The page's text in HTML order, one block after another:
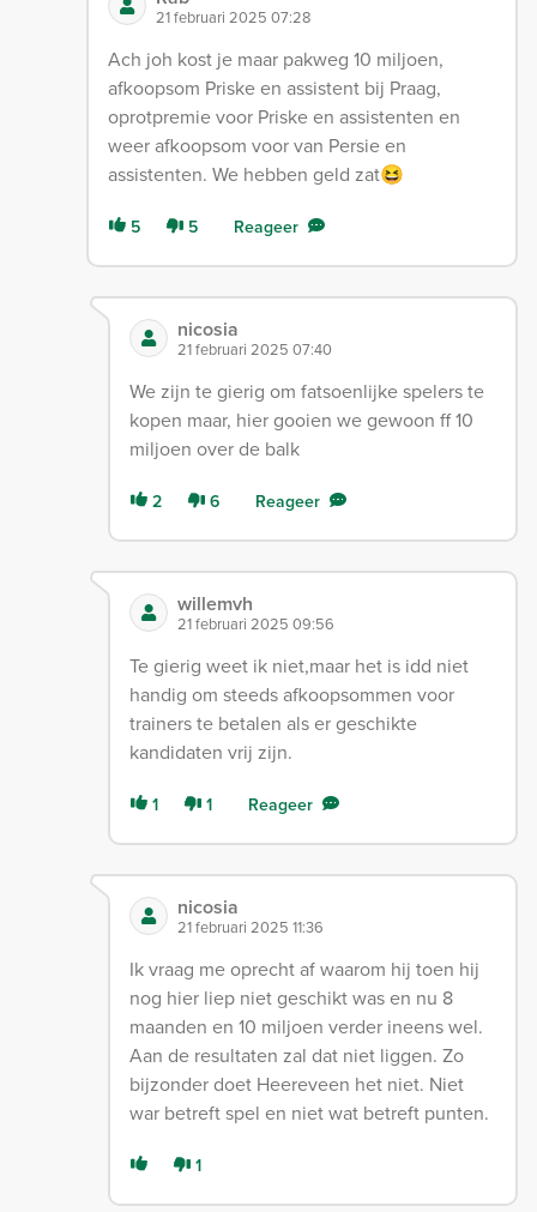
21 februari 2025 07:28
Ach joh kost je maar pakweg 10 miljoen,
afkoopsom Priske en assistent bij Praag,
oprotpremie voor Priske en assistenten en
weer afkoopsom voor van Persie en
assistenten. We hebben geld zat😆
5 5 Reageer
nicosia
21 februari 2025 07:40
We zijn te gierig om fatsoenlijke spelers te
kopen maar, hier gooien we gewoon ff 10
miljoen over de balk
2 6 Reageer
willemvh
21 februari 2025 09:56
Te gierig weet ik niet,maar het is idd niet
handig om steeds afkoopsommen voor
trainers te betalen als er geschikte
kandidaten vrij zijn.
1 1 Reageer
nicosia
21 februari 2025 11:36
Ik vraag me oprecht af waarom hij toen hij
nog hier liep niet geschikt was en nu 8
maanden en 10 miljoen verder ineens wel.
Aan de resultaten zal dat niet liggen. Zo
bijzonder doet Heereveen het niet. Niet
war betreft spel en niet wat betreft punten.
1